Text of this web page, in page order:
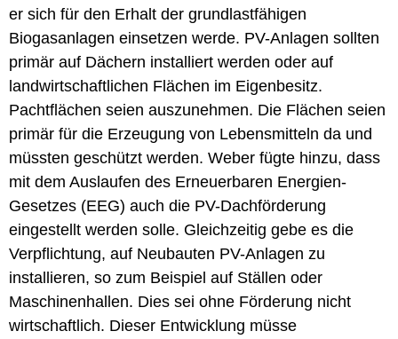
er sich für den Erhalt der grundlastfähigen
Biogasanlagen einsetzen werde. PV-Anlagen sollten
primär auf Dächern installiert werden oder auf
landwirtschaftlichen Flächen im Eigenbesitz.
Pachtflächen seien auszunehmen. Die Flächen seien
primär für die Erzeugung von Lebensmitteln da und
müssten geschützt werden. Weber fügte hinzu, dass
mit dem Auslaufen des Erneuerbaren Energien-
Gesetzes (EEG) auch die PV-Dachförderung
eingestellt werden solle. Gleichzeitig gebe es die
Verpflichtung, auf Neubauten PV-Anlagen zu
installieren, so zum Beispiel auf Ställen oder
Maschinenhallen. Dies sei ohne Förderung nicht
wirtschaftlich. Dieser Entwicklung müsse